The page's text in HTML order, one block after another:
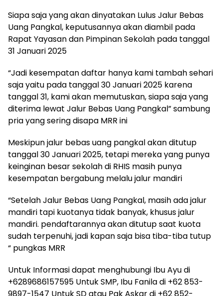
Siapa saja yang akan dinyatakan Lulus Jalur Bebas
Uang Pangkal, keputusannya akan diambil pada
Rapat Yayasan dan Pimpinan Sekolah pada tanggal
31 Januari 2025
“Jadi kesempatan daftar hanya kami tambah sehari
saja yaitu pada tanggal 30 Januari 2025 karena
tanggal 31, kami akan memutuskan, siapa saja yang
diterima lewat Jalur Bebas Uang Pangkal” sambung
pria yang sering disapa MRR ini
Meskipun jalur bebas uang pangkal akan ditutup
tanggal 30 Januari 2025, tetapi mereka yang punya
keinginan besar sekolah di RHIS masih punya
kesempatan bergabung melalu jalur mandiri
“Setelah Jalur Bebas Uang Pangkal, masih ada jalur
mandiri tapi kuotanya tidak banyak, khusus jalur
mandiri. pendaftarannya akan ditutup saat kuota
sudah terpenuhi, jadi kapan saja bisa tiba-tiba tutup
“ pungkas MRR
Untuk Informasi dapat menghubungi Ibu Ayu di
+6289686157595 Untuk SMP, Ibu Fanila di +62 853-